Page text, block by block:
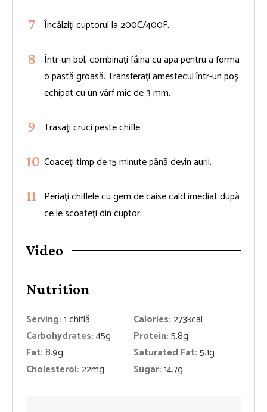
Încălziți cuptorul la 200C/400F.
Într-un bol, combinați făina cu apa pentru a forma
o pastă groasă. Transferați amestecul într-un poș
echipat cu un vârf mic de 3 mm.
Trasați cruci peste chifle.
Coaceți timp de 15 minute până devin aurii.
Periați chiflele cu gem de caise cald imediat după
ce le scoateți din cuptor.
Video
Nutrition
Serving:1chiflă Calories:273kcal
Carbohydrates:45g Protein:5.8g
Fat:8.9g Saturated Fat:5.1g
Cholesterol:22mg Sugar:14.7g